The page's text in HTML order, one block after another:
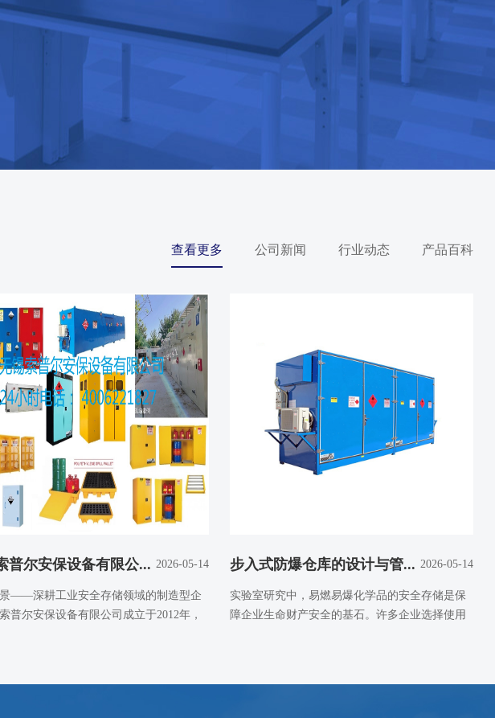
查看更多 公司新闻 行业动态 产品百科
普尔安保设备有限公... 2026-05-14
——深耕工业安全存储领域的制造型企
普尔安保设备有限公司成立于2012年，
步入式防爆仓库的设计与管... 2026-05-14
实验室研究中，易燃易爆化学品的安全存储是保
障企业生命财产安全的基石。许多企业选择使用